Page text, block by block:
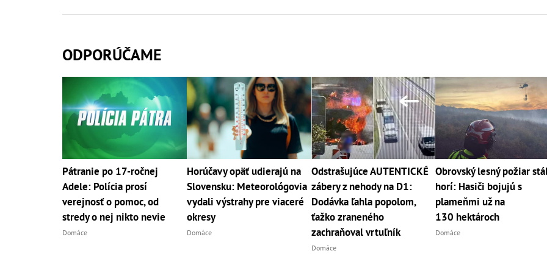
ODPORÚČAME
Pátranie po 17-ročnej
Adele: Polícia prosí
verejnosť o pomoc, od
stredy o nej nikto nevie
Domáce
Horúčavy opäť udierajú na
Slovensku: Meteorológovia
vydali výstrahy pre viaceré
okresy
Domáce
Odstrašujúce AUTENTICKÉ
zábery z nehody na D1:
Dodávka ľahla popolom,
ťažko zraneného
zachraňoval vrtuľník
Domáce
Obrovský lesný požiar
horí: Hasiči bojujú s
plameňmi už na
130 hektároch
Domáce